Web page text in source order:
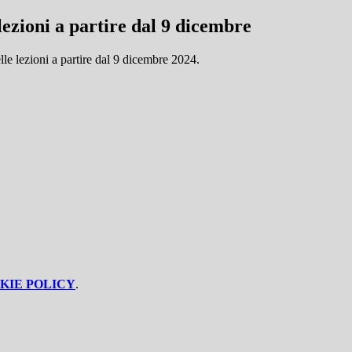
a partire dal 9 dicembre
lezioni a partire dal 9 dicembre 2024.
POLICY.